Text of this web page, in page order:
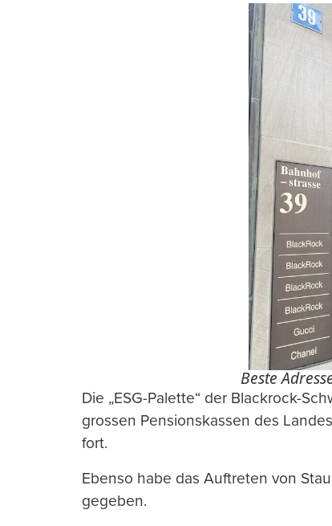
Beste
Die „ESG-Palette“ der Blackrock-
grossen Pensionskassen des
fort.
Ebenso habe das Auftreten von
gegeben.